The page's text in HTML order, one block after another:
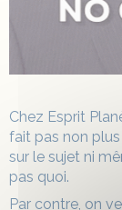
Chez Esprit
fait pas non
sur le sujet ni
pas quoi.
Par contre, on